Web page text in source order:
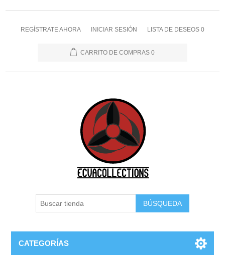
REGÍSTRATE AHORA INICIAR SESIÓN LISTA DE DESEOS 0
CARRITO DE COMPRAS 0
BÚSQUEDA
CATEGORÍAS